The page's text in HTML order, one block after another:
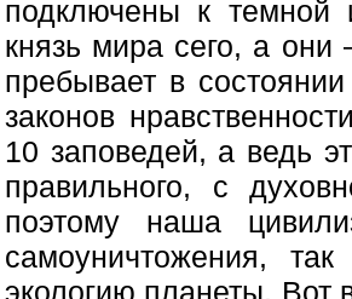
подключены к темной
князь мира сего, а
пребывает в
законов
10 заповедей, а ведь
правильного, с
поэтому наша
самоуничтожения,
экологию планеты. Вот